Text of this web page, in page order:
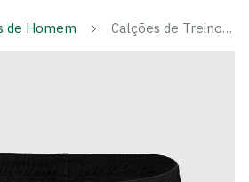
de Homem Calções de Treino Winter Pack